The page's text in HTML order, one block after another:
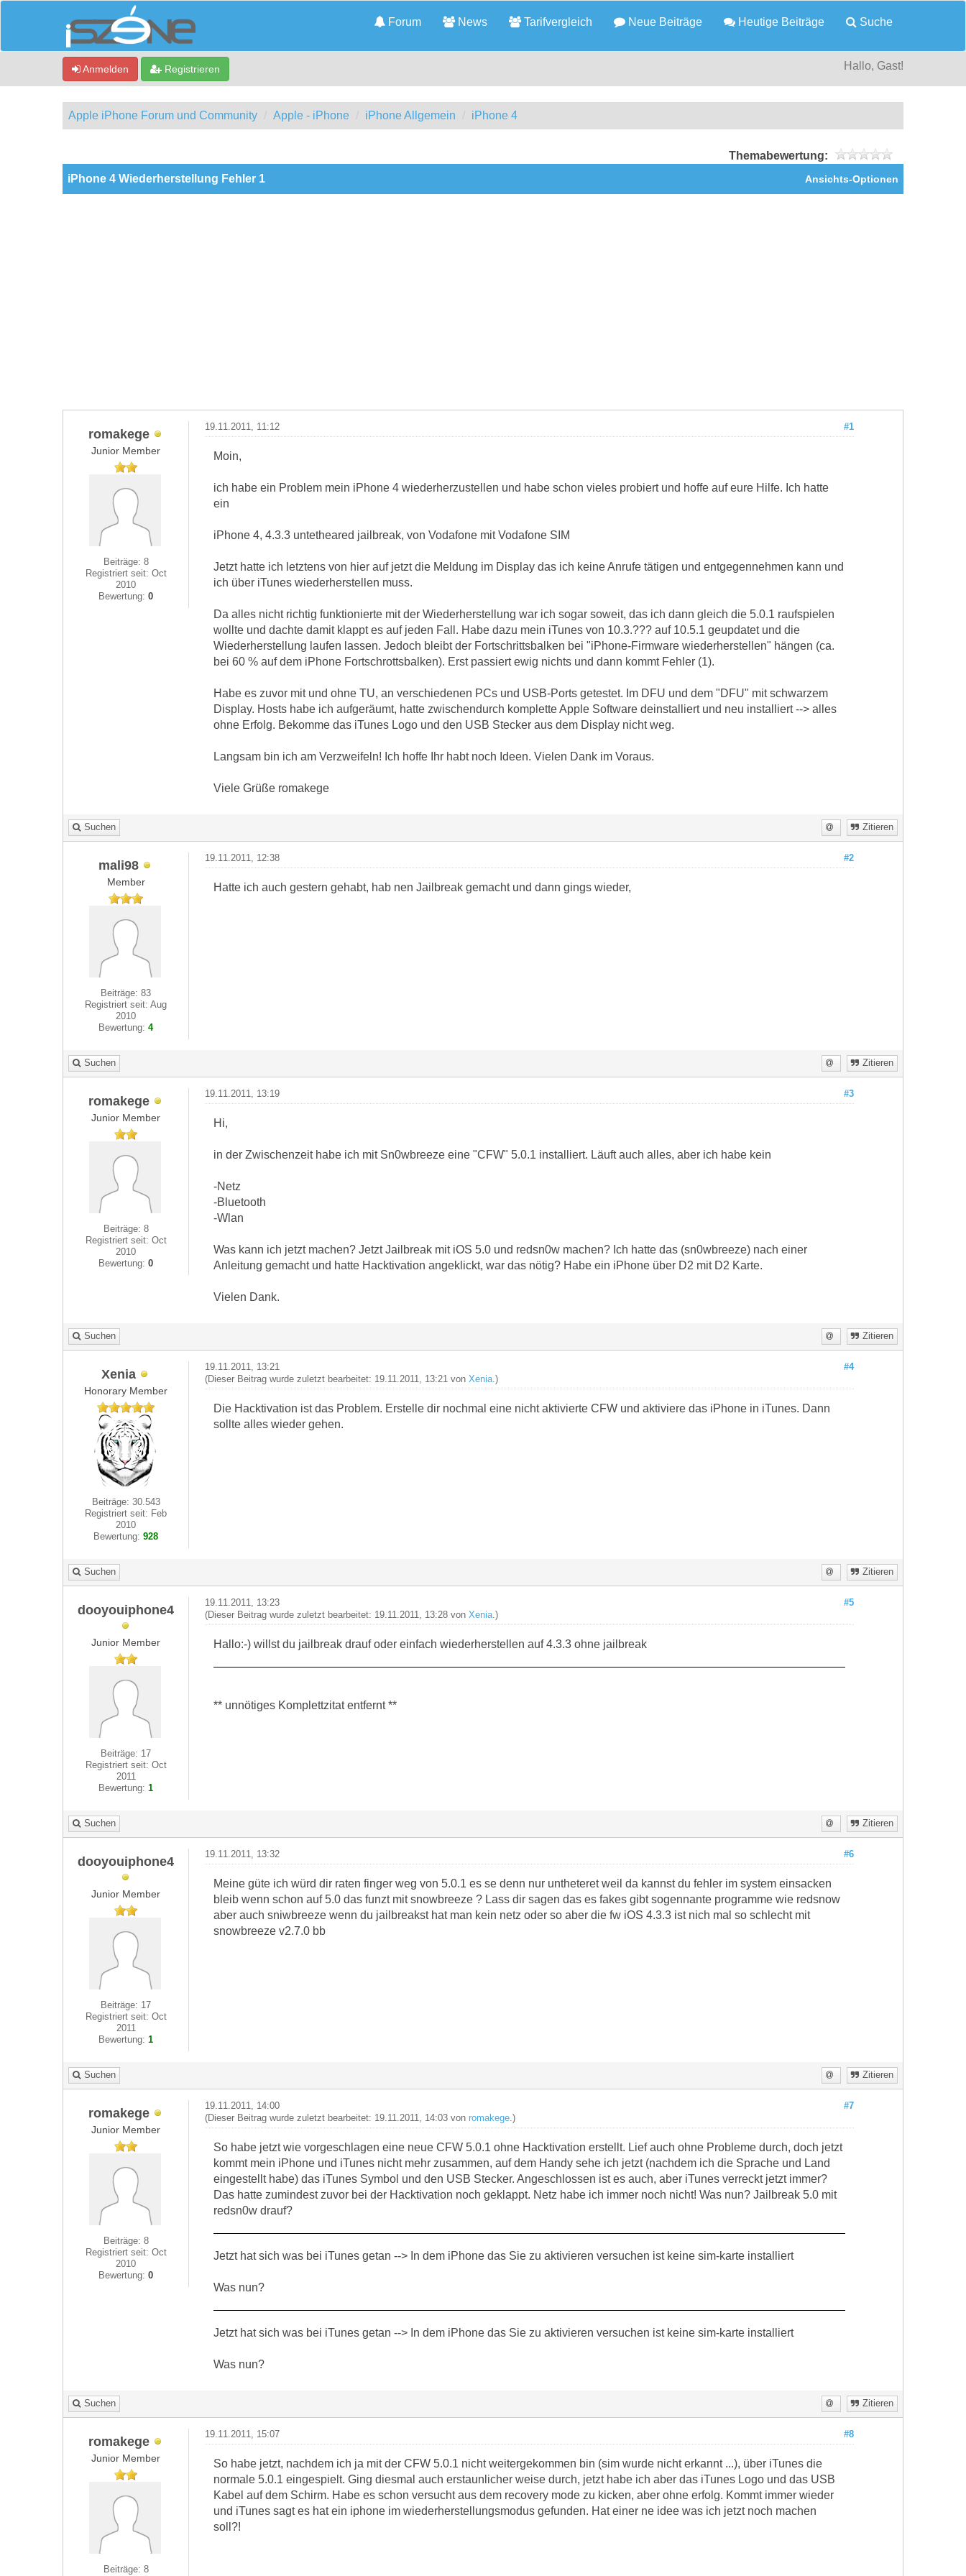
Forum News Tarifvergleich Neue Beiträge Heutige Beiträge Suche
Anmelden Registrieren Hallo, Gast!
Apple iPhone Forum und Community Apple - iPhone iPhone Allgemein iPhone 4
Themabewertung:
Ansichts-Optionen
iPhone 4 Wiederherstellung Fehler 1
romakege
Junior Member
Beiträge: 8
Registriert seit: Oct
2010
Bewertung:0
#1
19.11.2011, 11:12
Moin,
ich habe ein Problem mein iPhone 4 wiederherzustellen und habe schon vieles probiert und hoffe auf eure Hilfe. Ich hatte
ein
iPhone 4, 4.3.3 untetheared jailbreak, von Vodafone mit Vodafone SIM
Jetzt hatte ich letztens von hier auf jetzt die Meldung im Display das ich keine Anrufe tätigen und entgegennehmen kann und
ich über iTunes wiederherstellen muss.
Da alles nicht richtig funktionierte mit der Wiederherstellung war ich sogar soweit, das ich dann gleich die 5.0.1 raufspielen
wollte und dachte damit klappt es auf jeden Fall. Habe dazu mein iTunes von 10.3.??? auf 10.5.1 geupdatet und die
Wiederherstellung laufen lassen. Jedoch bleibt der Fortschrittsbalken bei "iPhone-Firmware wiederherstellen" hängen (ca.
bei 60 % auf dem iPhone Fortschrottsbalken). Erst passiert ewig nichts und dann kommt Fehler (1).
Habe es zuvor mit und ohne TU, an verschiedenen PCs und USB-Ports getestet. Im DFU und dem "DFU" mit schwarzem
Display. Hosts habe ich aufgeräumt, hatte zwischendurch komplette Apple Software deinstalliert und neu installiert --> alles
ohne Erfolg. Bekomme das iTunes Logo und den USB Stecker aus dem Display nicht weg.
Langsam bin ich am Verzweifeln! Ich hoffe Ihr habt noch Ideen. Vielen Dank im Voraus.
Viele Grüße romakege
Suchen Zitieren
mali98
Member
Beiträge: 83
Registriert seit: Aug
2010
Bewertung:4
#2
19.11.2011, 12:38
Hatte ich auch gestern gehabt, hab nen Jailbreak gemacht und dann gings wieder,
Suchen Zitieren
romakege
Junior Member
Beiträge: 8
Registriert seit: Oct
2010
Bewertung:0
#3
19.11.2011, 13:19
Hi,
in der Zwischenzeit habe ich mit Sn0wbreeze eine "CFW" 5.0.1 installiert. Läuft auch alles, aber ich habe kein
-Netz
-Bluetooth
-Wlan
Was kann ich jetzt machen? Jetzt Jailbreak mit iOS 5.0 und redsn0w machen? Ich hatte das (sn0wbreeze) nach einer
Anleitung gemacht und hatte Hacktivation angeklickt, war das nötig? Habe ein iPhone über D2 mit D2 Karte.
Vielen Dank.
Suchen Zitieren
Xenia
Honorary Member
Beiträge: 30.543
Registriert seit: Feb
2010
Bewertung:928
#4
19.11.2011, 13:21
(Dieser Beitrag wurde zuletzt bearbeitet: 19.11.2011, 13:21 von Xenia.)
Die Hacktivation ist das Problem. Erstelle dir nochmal eine nicht aktivierte CFW und aktiviere das iPhone in iTunes. Dann
sollte alles wieder gehen.
Suchen Zitieren
dooyouiphone4
Junior Member
Beiträge: 17
Registriert seit: Oct
2011
Bewertung:1
#5
19.11.2011, 13:23
(Dieser Beitrag wurde zuletzt bearbeitet: 19.11.2011, 13:28 von Xenia.)
Hallo:-) willst du jailbreak drauf oder einfach wiederherstellen auf 4.3.3 ohne jailbreak
** unnötiges Komplettzitat entfernt **
Suchen Zitieren
dooyouiphone4
Junior Member
Beiträge: 17
Registriert seit: Oct
2011
Bewertung:1
#6
19.11.2011, 13:32
Meine güte ich würd dir raten finger weg von 5.0.1 es se denn nur untheteret weil da kannst du fehler im system einsacken
bleib wenn schon auf 5.0 das funzt mit snowbreeze ? Lass dir sagen das es fakes gibt sogennante programme wie redsnow
aber auch sniwbreeze wenn du jailbreakst hat man kein netz oder so aber die fw iOS 4.3.3 ist nich mal so schlecht mit
snowbreeze v2.7.0 bb
Suchen Zitieren
romakege
Junior Member
Beiträge: 8
Registriert seit: Oct
2010
Bewertung:0
#7
19.11.2011, 14:00
(Dieser Beitrag wurde zuletzt bearbeitet: 19.11.2011, 14:03 von romakege.)
So habe jetzt wie vorgeschlagen eine neue CFW 5.0.1 ohne Hacktivation erstellt. Lief auch ohne Probleme durch, doch jetzt
kommt mein iPhone und iTunes nicht mehr zusammen, auf dem Handy sehe ich jetzt (nachdem ich die Sprache und Land
eingestellt habe) das iTunes Symbol und den USB Stecker. Angeschlossen ist es auch, aber iTunes verreckt jetzt immer?
Das hatte zumindest zuvor bei der Hacktivation noch geklappt. Netz habe ich immer noch nicht! Was nun? Jailbreak 5.0 mit
redsn0w drauf?
Jetzt hat sich was bei iTunes getan --> In dem iPhone das Sie zu aktivieren versuchen ist keine sim-karte installiert
Was nun?
Jetzt hat sich was bei iTunes getan --> In dem iPhone das Sie zu aktivieren versuchen ist keine sim-karte installiert
Was nun?
Suchen Zitieren
romakege
Junior Member
Beiträge: 8
#8
19.11.2011, 15:07
So habe jetzt, nachdem ich ja mit der CFW 5.0.1 nicht weitergekommen bin (sim wurde nicht erkannt ...), über iTunes die
normale 5.0.1 eingespielt. Ging diesmal auch erstaunlicher weise durch, jetzt habe ich aber das iTunes Logo und das USB
Kabel auf dem Schirm. Habe es schon versucht aus dem recovery mode zu kicken, aber ohne erfolg. Kommt immer wieder
und iTunes sagt es hat ein iphone im wiederherstellungsmodus gefunden. Hat einer ne idee was ich jetzt noch machen
soll?!